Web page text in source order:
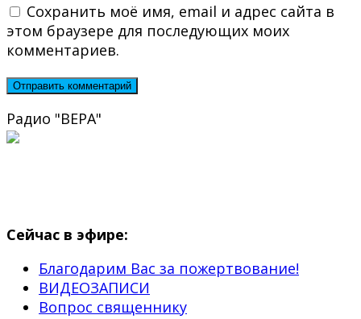
Сохранить моё имя, email и адрес сайта в
этом браузере для последующих моих
комментариев.
Радио "ВЕРА"
Сейчас в эфире:
Благодарим Вас за пожертвование!
ВИДЕОЗАПИСИ
Вопрос священнику